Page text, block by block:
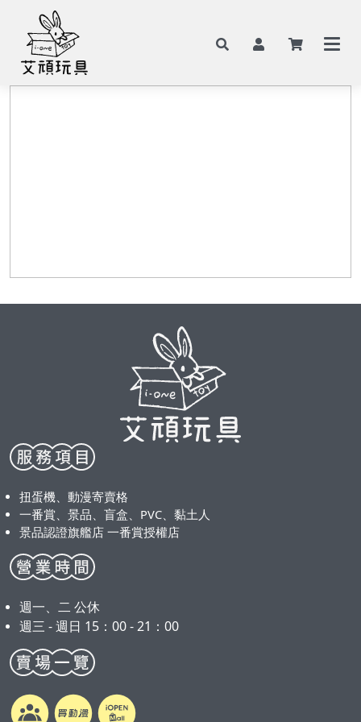
扭蛋機、動漫寄賣格
一番賞、景品、盲盒、PVC、黏土人
景品認證旗艦店 一番賞授權店
週一、二 公休
週三 - 週日 15：00 - 21：00